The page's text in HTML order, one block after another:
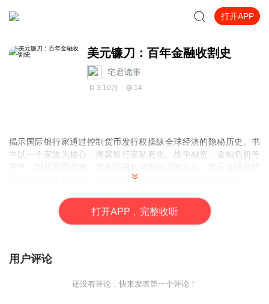
打开APP
美元镰刀：百年金融收割史
宅君诡事
3.10万 14
揭示国际银行家通过控制货币发行权操纵全球经济的隐秘历史。书
中以一个家族为核心，揭露银行家私有化、战争融资、金融危机等
景下的金融战争威胁，引发对货币主权与经济独立的深度思考。
打开APP，完整收听
用户评论
还没有评论，快来发表第一个评论！